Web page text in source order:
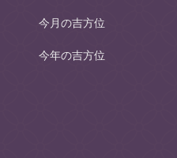
今月の吉方位
今年の吉方位